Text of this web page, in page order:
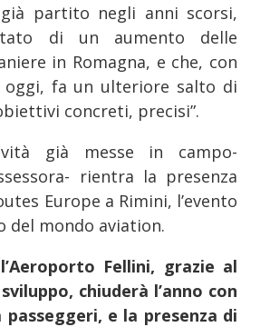
partito negli anni scorsi,
di un aumento delle
in Romagna, e che, con
oggi, fa un ulteriore salto di
concreti, precisi”.
già messe in campo-
rientra la presenza
Europe a Rimini, l’evento
del mondo aviation.
Fellini, grazie al
chiuderà l’anno con
passeggeri, e la presenza di